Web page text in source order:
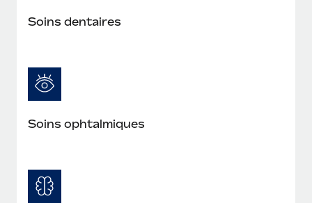
Soins dentaires
Soins ophtalmiques